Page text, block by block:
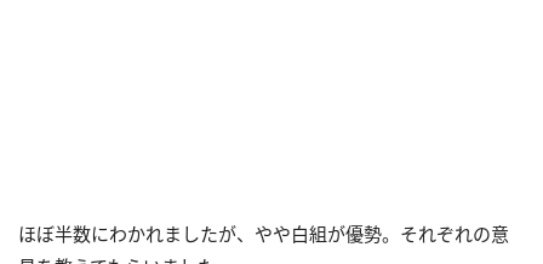
ほぼ半数にわかれましたが、やや白組が優勢。それぞれの意